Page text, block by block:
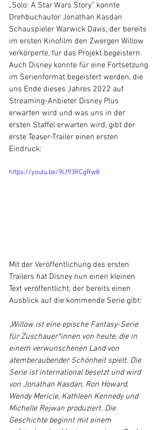
„Solo: A Star Wars Story“ konnte
Drehbuchautor Jonathan Kasdan
Schauspieler Warwick Davis, der bereits
im ersten Kinofilm den Zwergen Willow
verkörperte, für das Projekt begeistern.
Auch Disney konnte für eine Fortsetzung
im Serienformat begeistert werden, die
uns Ende dieses Jahres 2022 auf
Streaming-Anbieter Disney Plus
erwarten wird und was uns in der
ersten Staffel erwarten wird, gibt der
erste Teaser-Trailer einen ersten
Eindruck:
https://youtu.be/9Lf93RCgRw8
Mit der Veröffentlichung des ersten
Trailers hat Disney nun einen kleinen
Text veröffentlicht, der bereits einen
Ausblick auf die kommende Serie gibt:
„Willow ist eine epische Fantasy-Serie
für Zuschauer*innen von heute, die in
einem verwunschenen Land von
atemberaubender Schönheit spielt. Die
Serie ist international besetzt und wird
von Jonathan Kasdan, Ron Howard,
Wendy Mericle, Kathleen Kennedy und
Michelle Rejwan produziert. Die
Geschichte beginnt mit einem